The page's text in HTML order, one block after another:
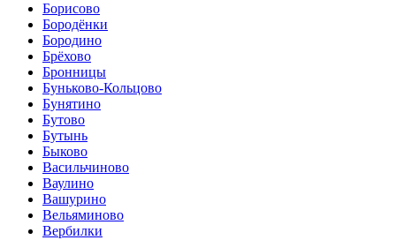
Борисово
Бородёнки
Бородино
Брёхово
Бронницы
Буньково-Кольцово
Бунятино
Бутово
Бутынь
Быково
Васильчиново
Ваулино
Вашурино
Вельяминово
Вербилки